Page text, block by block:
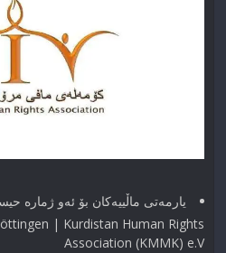
یارمەتی ماڵییەکان بۆ ئەو ژماره
| Kurdistan Human Rights
Association (KMMK) e.V